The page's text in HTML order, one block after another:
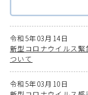
令和5年03月14日
新型コロナウイルス
ついて
令和5年03月10日